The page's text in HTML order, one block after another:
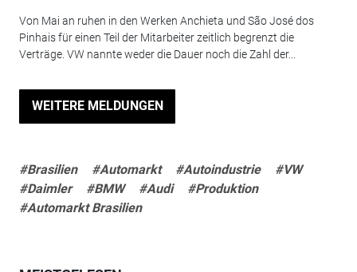
Von Mai an ruhen in den Werken Anchieta und São José dos
Pinhais für einen Teil der Mitarbeiter zeitlich begrenzt die
Verträge. VW nannte weder die Dauer noch die Zahl der...
WEITERE MELDUNGEN
#Brasilien #Automarkt #Autoindustrie
#VW
#Daimler
#BMW #Audi
#Produktion
#Automarkt Brasilien